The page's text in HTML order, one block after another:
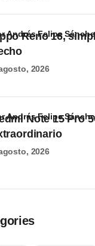
Reno 16,
Andrés Felipe
2026
Note 15 Pro
Andrés Felipe
2026